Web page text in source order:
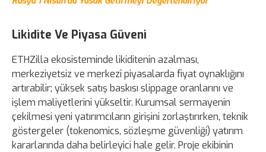
Likidite Ve Piyasa Güveni
ETHZilla ekosisteminde likiditenin azalması,
merkeziyetsiz ve merkezî piyasalarda fiyat oynaklığını
artırabilir; yüksek satış baskısı slippage oranlarını ve
işlem maliyetlerini yükseltir. Kurumsal sermayenin
çekilmesi yeni yatırımcıların girişini zorlaştırırken, teknik
göstergeler (tokenomics, sözleşme güvenliği) yatırım
kararlarında daha belirleyici hale gelir. Proje ekibinin